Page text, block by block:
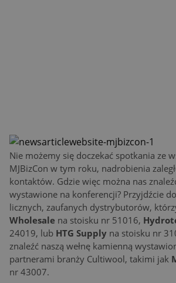
Nie możemy się doczekać spotkania ze
MJBizCon w tym roku, nadrobienia
kontaktów. Gdzie więc można nas
wystawione na konferencji? Przyjdźcie
licznych, zaufanych dystrybutorów,
Wholesale na stoisku nr 51016,
24019, lub HTG Supply na stoisku nr
znaleźć naszą wełnę kamienną
partnerami branży Cultiwool, takimi jak
nr 43007.